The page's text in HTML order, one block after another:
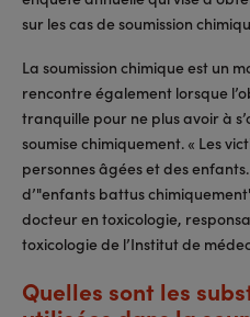
sur les cas de soumission
La soumission chimique est un
rencontre également lorsque
tranquille pour ne plus avoir à
soumise chimiquement. « Les
personnes âgées et des
d’"enfants battus
docteur en toxicologie,
toxicologie de l’Institut de
Quelles sont les